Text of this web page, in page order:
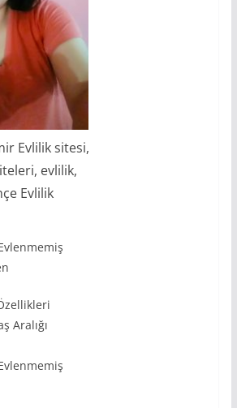
Evlilik sitesi,
evlilik,
Evlilik
Aralığı